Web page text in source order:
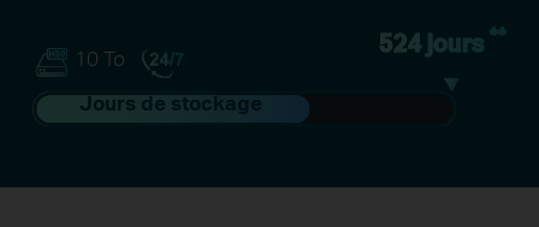
10 To
524 jours**
Jours de stockage